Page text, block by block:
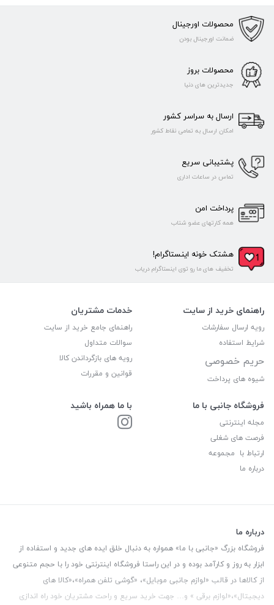
محصولات اورجینال
ضمانت اورجینال بودن
محصولات بروز
جدیدترین های دنیا
ارسال به سراسر کشور
امکان ارسال به تمامی نقاط کشور
پشتیبانی سریع
تماس در ساعات اداری
پرداخت امن
همه کارتهای عضو شتاب
هشتک خونه اینستاگرام!
تخفیف های ما رو توی اینستاگرام دریاب
راهنمای خرید از سایت
رویه ارسال سفارشات
شرایط استفاده
حریم خصوصی
شیوه های پرداخت
خدمات مشتریان
راهنمای جامع خرید از سایت
سوالات متداول
رویه های بازگرداندن کالا
قوانین و مقررات
فروشگاه جانبی با ما
مجله اینترنتی
فرصت های شغلی
ارتباط با مجموعه
درباره ما
با ما همراه باشید
درباره ما
فروشگاه بزرگ «جانبی با ما» همواره به دنبال خلق ایده های جدید و استفاده از
ابزار به روز و کارآمد بوده و در این راستا فروشگاه اینترنتی خود را با حجم متنوعی
از کالاها در قالب «لوازم جانبی موبایل»، «گوشی تلفن همراه»،«کالا های
دیجیتال»،«لوازم برقی » و… جهت خرید سریع و راحت مشتریان خود راه اندازی